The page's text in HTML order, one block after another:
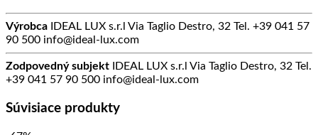
Výrobca IDEAL LUX s.r.l Via Taglio Destro, 32 Tel. +39 041 57
90 500 info@ideal-lux.com
Zodpovedný subjekt IDEAL LUX s.r.l Via Taglio Destro, 32 Tel.
+39 041 57 90 500 info@ideal-lux.com
Súvisiace produkty